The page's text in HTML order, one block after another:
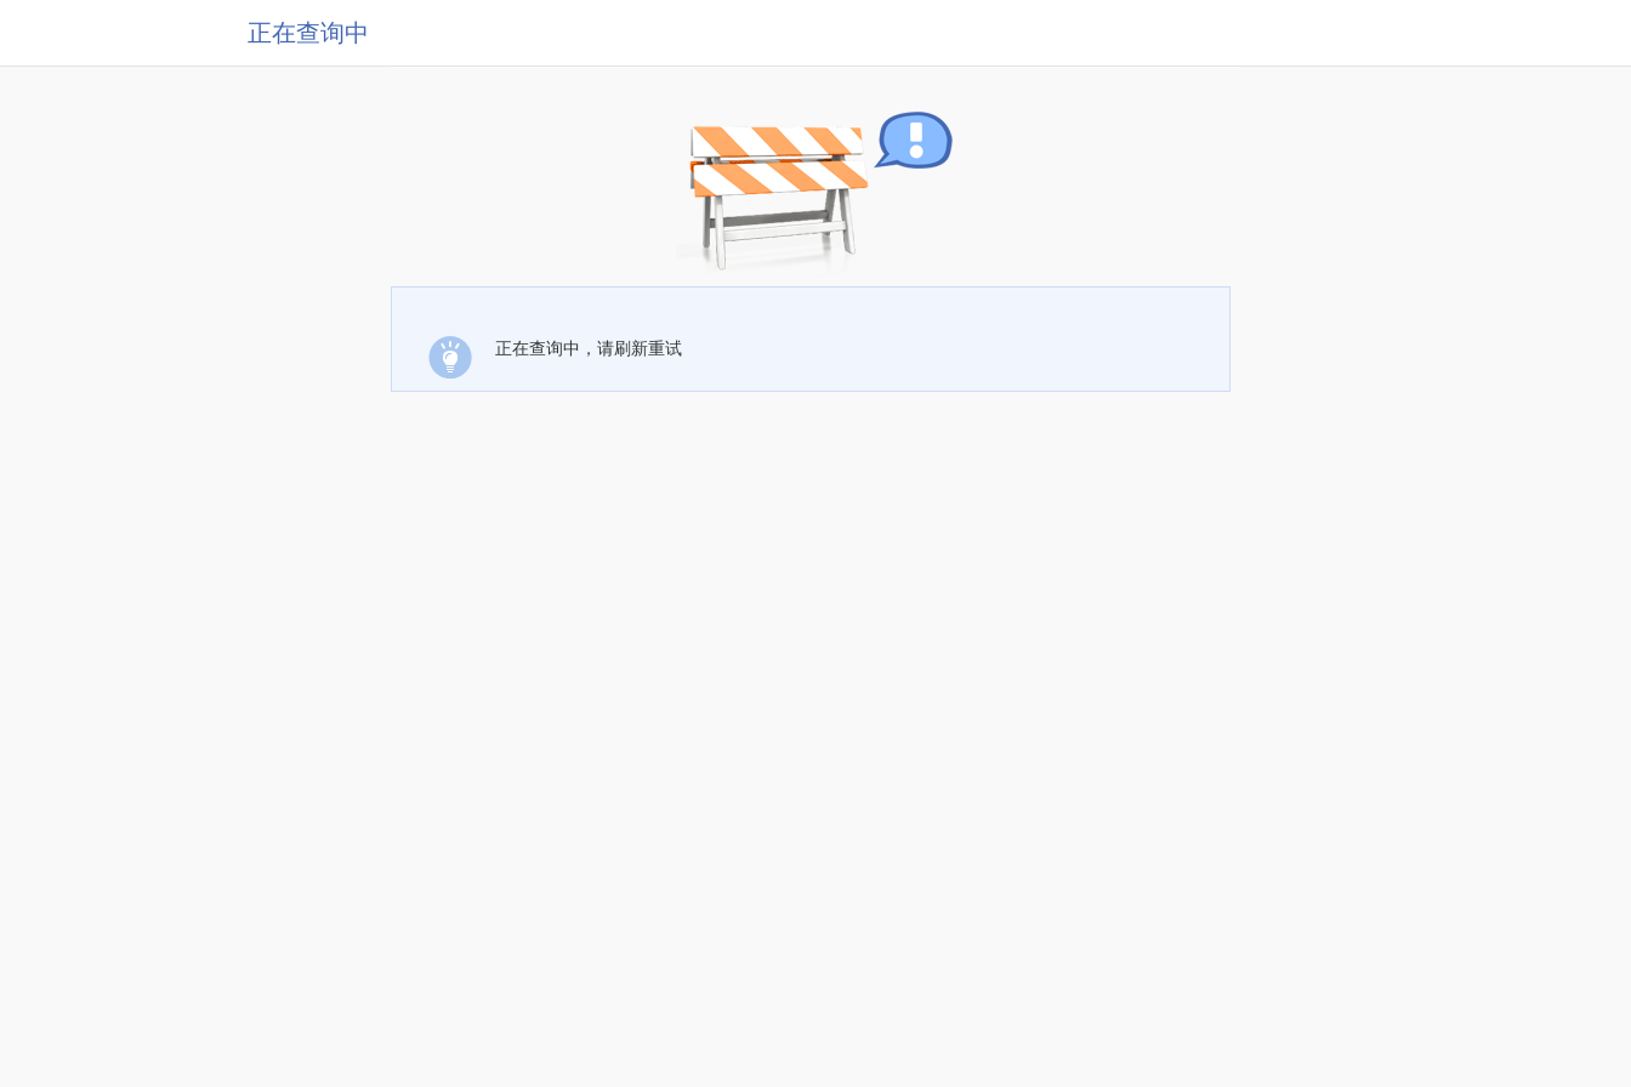
正在查询中
正在查询中，请刷新重试